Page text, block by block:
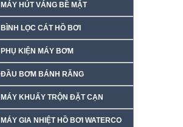
MÁY HÚT VÁNG BỀ MẶT
BÌNH LỌC CÁT HỒ BƠI
PHỤ KIỆN MÁY BƠM
ĐẦU BƠM BÁNH RĂNG
MÁY KHUẤY TRỘN ĐẶT CẠN
MÁY GIA NHIỆT HỒ BƠI WATERCO